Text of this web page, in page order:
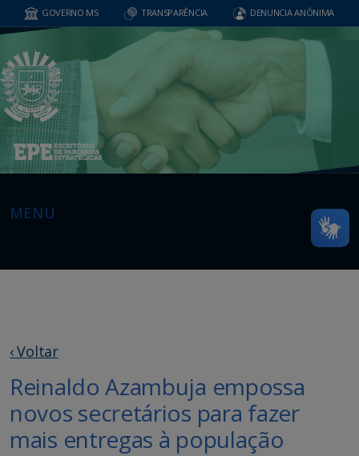
GOVERNO MS TRANSPARÊNCIA DENUNCIA ANÔNIMA
MENU
‹ Voltar
Reinaldo Azambuja empossa
novos secretários para fazer
mais entregas à população